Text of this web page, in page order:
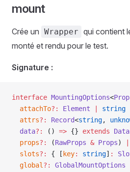
mount
Crée un Wrapper qui contient
monté et rendu pour le test.
Signature :
interface MountingOptions<
  attachTo
? : Element
string
  attrs
? : Record<string,
  data
? : () => {} extends Data
  props
? : (RawProps & Props)
  slots
? : { [ key: string] :
  global
? :
GlobalMountOptions